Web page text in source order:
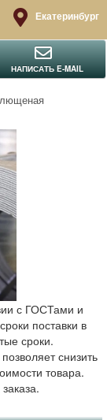
Екатеринбург
НАПИСАТЬ E-MAIL
с ГОСТами и
поставки в
сроки.
снизить
товара.